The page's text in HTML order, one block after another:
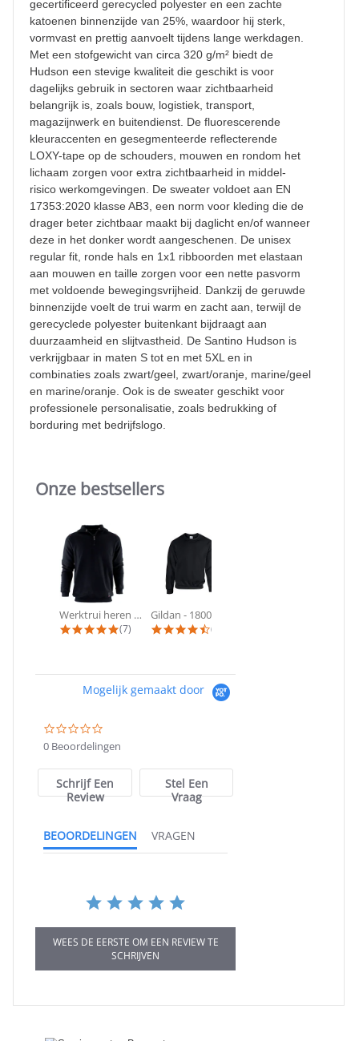
gecertificeerd gerecycled polyester en een zachte
katoenen binnenzijde van 25%, waardoor hij sterk,
vormvast en prettig aanvoelt tijdens lange werkdagen.
Met een stofgewicht van circa 320 g/m² biedt de
Hudson een stevige kwaliteit die geschikt is voor
dagelijks gebruik in sectoren waar zichtbaarheid
belangrijk is, zoals bouw, logistiek, transport,
magazijnwerk en buitendienst. De fluorescerende
kleuraccenten en gesegmenteerde reflecterende
LOXY-tape op de schouders, mouwen en rondom het
lichaam zorgen voor extra zichtbaarheid in middel-
risico werkomgevingen. De sweater voldoet aan EN
17353:2020 klasse AB3, een norm voor kleding die de
drager beter zichtbaar maakt bij daglicht en/of wanneer
deze in het donker wordt aangeschenen. De unisex
regular fit, ronde hals en 1x1 ribboorden met elastaan
aan mouwen en taille zorgen voor een nette pasvorm
met voldoende bewegingsvrijheid. Dankzij de geruwde
binnenzijde voelt de trui warm en zacht aan, terwijl de
gerecyclede polyester buitenkant bijdraagt aan
duurzaamheid en slijtvastheid. De Santino Hudson is
verkrijgbaar in maten S tot en met 5XL en in
combinaties zoals zwart/geel, zwart/oranje, marine/geel
en marine/oranje. Ook is de sweater geschikt voor
professionele personalisatie, zoals bedrukking of
borduring met bedrijfslogo.
Slideshow
Onze bestsellers
Werktrui heren met ritskraag - KRB®...
4.9 star rating
(7) 4.7 star rating
(28)
Mogelijk gemaakt door
star
rating
0 Beoordelingen
Schrijf Een
Review
Stel Een
Vraag
BEOORDELINGEN VRAGEN
WEES DE EERSTE OM EEN REVIEW TE
SCHRIJVEN